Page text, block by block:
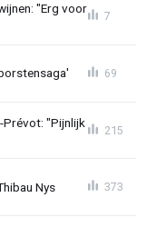
"Erg voor
7
69
"Pijnlijk
215
Nys 373